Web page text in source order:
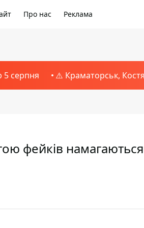
Про нас Реклама
5 серпня ⚠️ Краматорськ,
фейків